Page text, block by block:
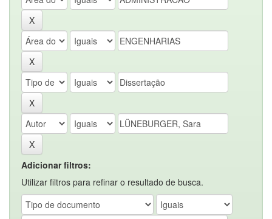
Adicionar filtros:
Utilizar filtros para refinar o resultado de busca.